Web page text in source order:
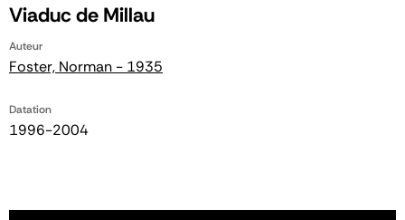
Viaduc de Millau
Auteur
Foster, Norman - 1935
Datation
1996-2004